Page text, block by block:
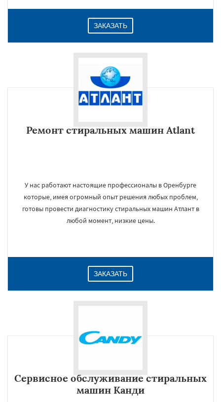
ЗАКАЗАТЬ
Ремонт стиральных машин Atlant
У нас работают настоящие профессионалы в Оренбурге
которые, имея огромный опыт решения любых проблем,
готовы провести диагностику стиральных машин Атлант в
любой момент, низкие цены.
ЗАКАЗАТЬ
Сервисное обслуживание стиральных
машин Канди